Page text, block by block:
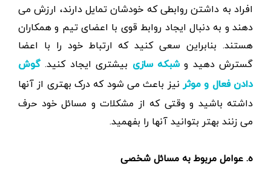
افراد به داشتن روابطی که خودشان تمایل دارند، ارزش می
دهند و به دنبال ایجاد روابط قوی با اعضای تیم و همکاران
هستند. بنابراین سعی کنید که ارتباط خود را با اعضا
گسترش دهید وشبکه سازی بیشتری ایجاد کنید.گوش
دادن فعال و موثر نیز باعث می شود که درک بهتری از آنها
داشته باشید و وقتی که از مشکلات و مسائل خود حرف
می زنند بهتر بتوانید آنها را بفهمید.
ه. عوامل مربوط به مسائل شخصی